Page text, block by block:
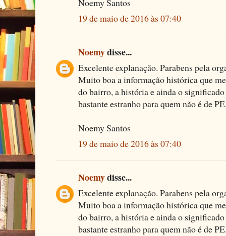
Noemy Santos
19 de maio de 2016 às 07:40
Noemydisse...
Excelente explanação. Parabens pela
Muito boa a informação histórica que
do bairro, a história e ainda o
bastante estranho para quem não é de
Noemy Santos
19 de maio de 2016 às 07:40
Noemydisse...
Excelente explanação. Parabens pela
Muito boa a informação histórica que
do bairro, a história e ainda o
bastante estranho para quem não é de